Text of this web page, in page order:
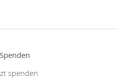
Spenden
spenden